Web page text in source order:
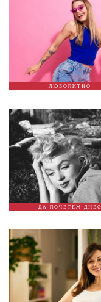
ЛЮБОПИТНО
ДА ПОЧЕТЕМ ДНЕС